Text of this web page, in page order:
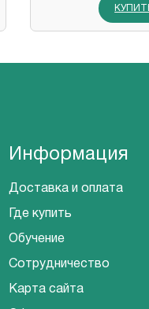
Информация
Доставка и оплата
Где купить
Обучение
Сотрудничество
Карта сайта